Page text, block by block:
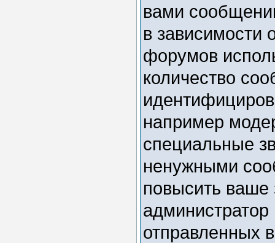
вами
в зависимости
форумов
количество
например
специальные
ненужными
повысить ваше
администратор
отправленных